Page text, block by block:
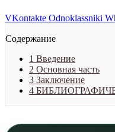
VKontakte Odnoklassniki
Содержание
1 Введение
2 Основная часть
3 Заключение
4